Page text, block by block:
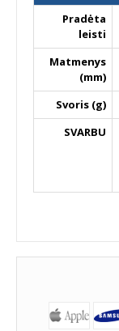
Pradėta
leisti
Matmenys
(mm)
Svoris (g)
SVARBU